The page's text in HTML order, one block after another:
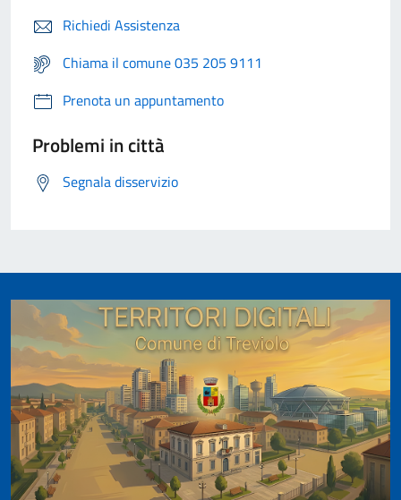
Richiedi Assistenza
Chiama il comune 035 205 9111
Prenota un appuntamento
Problemi in città
Segnala disservizio